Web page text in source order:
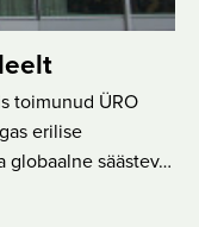
toimunud ÜRO
erilise
globaalne säästev…